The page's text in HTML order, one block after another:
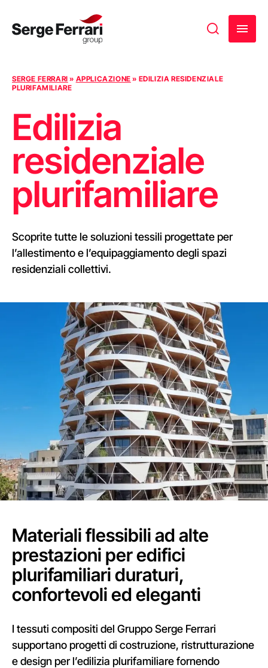
SERGE FERRARI » APPLICAZIONE » EDILIZIA RESIDENZIALE
PLURIFAMILIARE
Edilizia
residenziale
plurifamiliare
Scoprite tutte le soluzioni tessili progettate per
l’allestimento e l’equipaggiamento degli spazi
residenziali collettivi.
Materiali flessibili ad alte
prestazioni per edifici
plurifamiliari duraturi,
confortevoli ed eleganti
I tessuti compositi del Gruppo Serge Ferrari
supportano progetti di costruzione, ristrutturazione
e design per l’edilizia plurifamiliare fornendo